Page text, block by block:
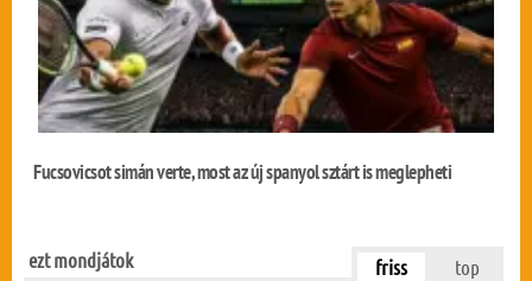
Fucsovicsot simán verte, most az új spanyol sztárt is meglepheti
ezt mondjátok friss top